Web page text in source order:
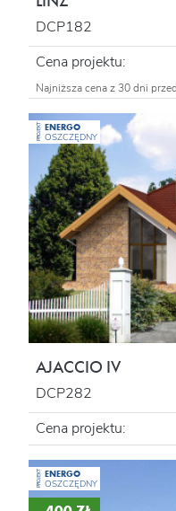
DCP182
Cena projektu:
Najniższa cena z 30 dni
PROJEKT ENERGO
OSZCZĘDNY
AJACCIO IV
DCP282
Cena projektu:
PROJEKT ENERGO
OSZCZĘDNY